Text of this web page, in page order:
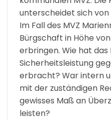
unterscheidet sich von
Im Fall des MVZ
Bürgschaft in Höhe von
erbringen. Wie hat
Sicherheitsleistung
erbracht? War intern
mit der zuständigen
gewisses Maß an
leisten?